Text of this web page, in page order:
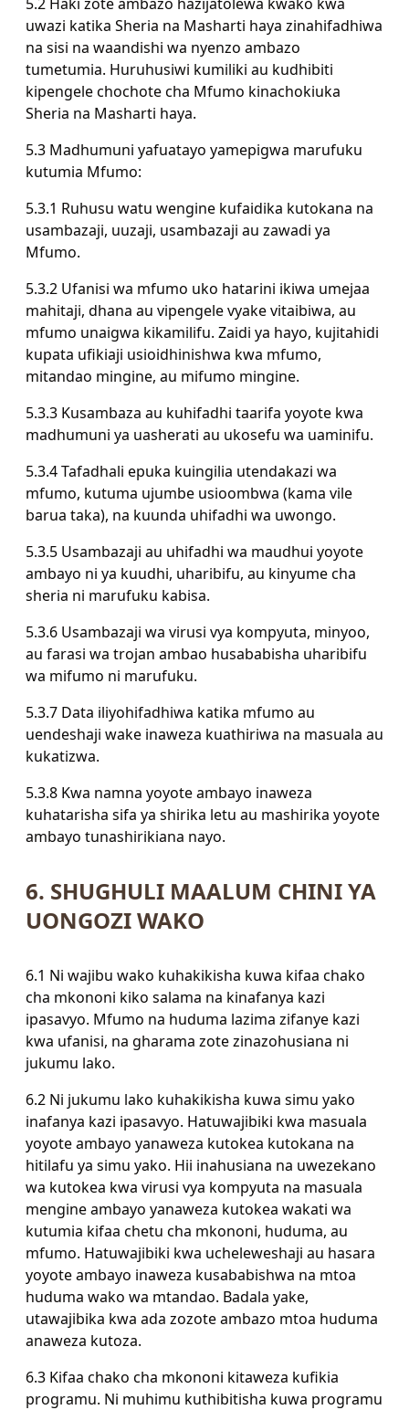
uwazi katika Sheria na Masharti haya zinahifadhiwa
na sisi na waandishi wa nyenzo ambazo
tumetumia. Huruhusiwi kumiliki au kudhibiti
kipengele chochote cha Mfumo kinachokiuka
Sheria na Masharti haya.
5.3 Madhumuni yafuatayo yamepigwa marufuku
kutumia Mfumo:
5.3.1 Ruhusu watu wengine kufaidika kutokana na
usambazaji, uuzaji, usambazaji au zawadi ya
Mfumo.
5.3.2 Ufanisi wa mfumo uko hatarini ikiwa umejaa
mahitaji, dhana au vipengele vyake vitaibiwa, au
mfumo unaigwa kikamilifu. Zaidi ya hayo, kujitahidi
kupata ufikiaji usioidhinishwa kwa mfumo,
mitandao mingine, au mifumo mingine.
5.3.3 Kusambaza au kuhifadhi taarifa yoyote kwa
madhumuni ya uasherati au ukosefu wa uaminifu.
5.3.4 Tafadhali epuka kuingilia utendakazi wa
mfumo, kutuma ujumbe usioombwa (kama vile
barua taka), na kuunda uhifadhi wa uwongo.
5.3.5 Usambazaji au uhifadhi wa maudhui yoyote
ambayo ni ya kuudhi, uharibifu, au kinyume cha
sheria ni marufuku kabisa.
5.3.6 Usambazaji wa virusi vya kompyuta, minyoo,
au farasi wa trojan ambao husababisha uharibifu
wa mifumo ni marufuku.
5.3.7 Data iliyohifadhiwa katika mfumo au
uendeshaji wake inaweza kuathiriwa na masuala au
kukatizwa.
5.3.8 Kwa namna yoyote ambayo inaweza
kuhatarisha sifa ya shirika letu au mashirika yoyote
ambayo tunashirikiana nayo.
6. SHUGHULI MAALUM CHINI YA
UONGOZI WAKO
6.1 Ni wajibu wako kuhakikisha kuwa kifaa chako
cha mkononi kiko salama na kinafanya kazi
ipasavyo. Mfumo na huduma lazima zifanye kazi
kwa ufanisi, na gharama zote zinazohusiana ni
jukumu lako.
6.2 Ni jukumu lako kuhakikisha kuwa simu yako
inafanya kazi ipasavyo. Hatuwajibiki kwa masuala
yoyote ambayo yanaweza kutokea kutokana na
hitilafu ya simu yako. Hii inahusiana na uwezekano
wa kutokea kwa virusi vya kompyuta na masuala
mengine ambayo yanaweza kutokea wakati wa
kutumia kifaa chetu cha mkononi, huduma, au
mfumo. Hatuwajibiki kwa ucheleweshaji au hasara
yoyote ambayo inaweza kusababishwa na mtoa
huduma wako wa mtandao. Badala yake,
utawajibika kwa ada zozote ambazo mtoa huduma
anaweza kutoza.
6.3 Kifaa chako cha mkononi kitaweza kufikia
programu. Ni muhimu kuthibitisha kuwa programu